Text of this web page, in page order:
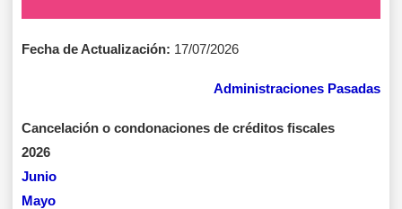
Fecha de Actualización: 17/07/2026
Administraciones Pasadas
Cancelación o condonaciones de créditos fiscales
2026
Junio
Mayo